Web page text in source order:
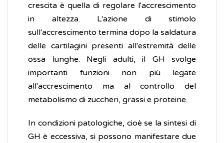
crescita è quella di regolare l'accrescimento
in altezza. L'azione di stimolo
sull'accrescimento termina dopo la saldatura
delle cartilagini presenti all'estremità delle
ossa lunghe. Negli adulti, il GH svolge
importanti funzioni non più legate
all'accrescimento ma al controllo del
metabolismo di zuccheri, grassi e proteine.
In condizioni patologiche, cioè se la sintesi di
GH è eccessiva, si possono manifestare due